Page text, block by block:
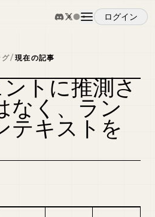
ログイン
/現在の記事
ントに推測さ
なく、ラン
テキストを